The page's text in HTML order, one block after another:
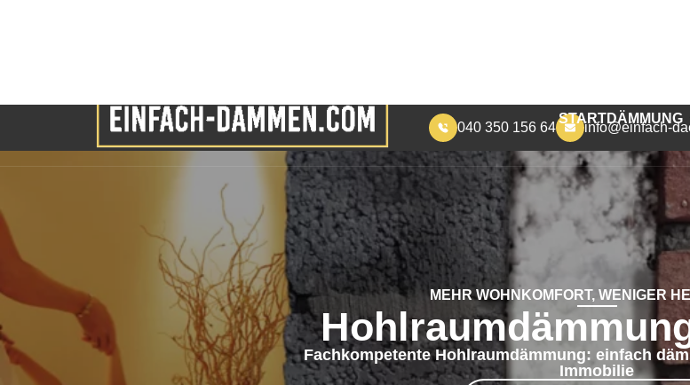
MEHR WOHNKOMFORT, WENIGER
Fachkompetente Hohlraumdämmung: einfach
Immobilie
JETZT KONTAKT AUFNEHMEN